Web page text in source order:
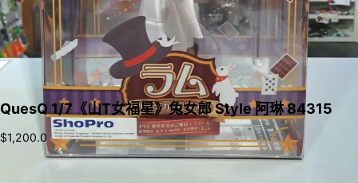
QuesQ 1/7《山T女福星》兔女郎 Style 阿琳 84315
$1,200.0